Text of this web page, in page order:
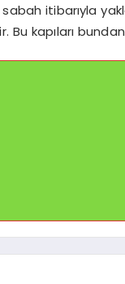
sabah itibarıyla
kapıları